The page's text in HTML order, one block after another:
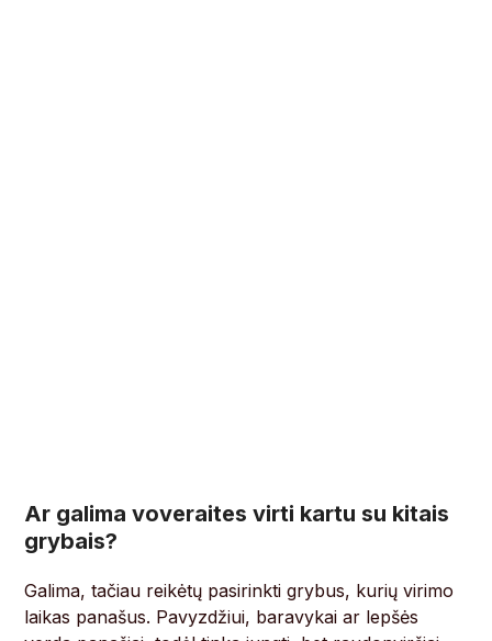
Ar galima voveraites virti kartu su kitais
grybais?
Galima, tačiau reikėtų pasirinkti grybus, kurių virimo
laikas panašus. Pavyzdžiui, baravykai ar lepšės